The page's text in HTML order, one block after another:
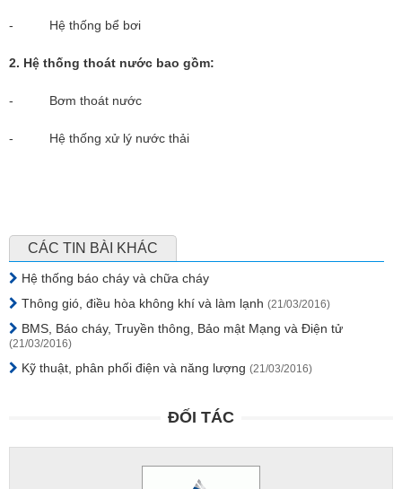
- Hệ thống bể bơi
2. Hệ thống thoát nước bao gồm:
- Bơm thoát nước
- Hệ thống xử lý nước thải
CÁC TIN BÀI KHÁC
Hệ thống báo cháy và chữa cháy
Thông gió, điều hòa không khí và làm lạnh (21/03/2016)
BMS, Báo cháy, Truyền thông, Bảo mật Mạng và Điện tử
(21/03/2016)
Kỹ thuật, phân phối điện và năng lượng (21/03/2016)
ĐỐI TÁC